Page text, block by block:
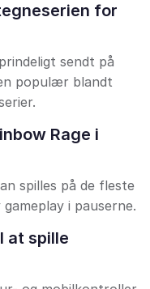
for
sendt på
populær blandt
Rage i
spilles på de fleste
i pauserne.
at spille